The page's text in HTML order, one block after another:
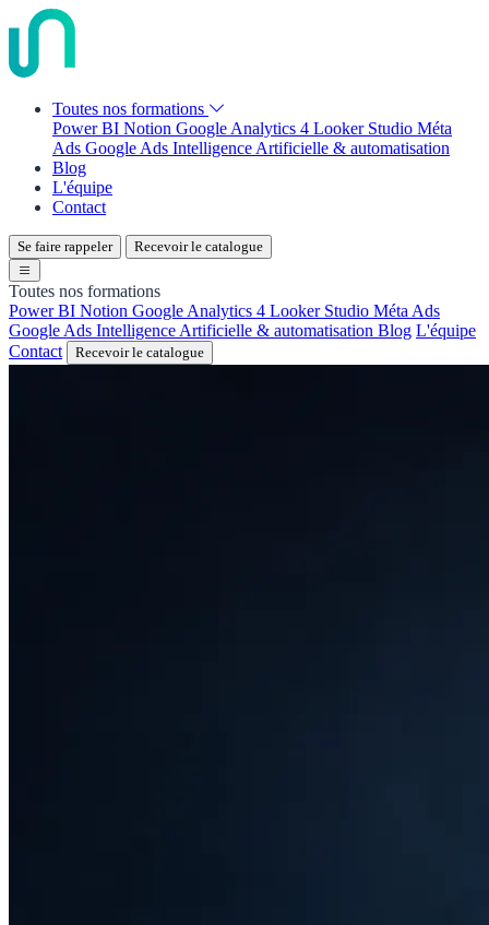
Toutes nos formations
Power BI Notion Google Analytics 4 Looker Studio Méta
Ads Google Ads Intelligence Artificielle & automatisation
Blog
L'équipe
Contact
Se faire rappeler Recevoir le catalogue
Toutes nos formations
Power BI Notion Google Analytics 4 Looker Studio Méta Ads
Google Ads Intelligence Artificielle & automatisation Blog L'équipe
Contact
Recevoir le catalogue